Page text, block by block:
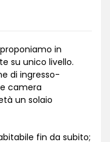
in
su unico livello.
di ingresso-
camera
un solaio
fin da subito;